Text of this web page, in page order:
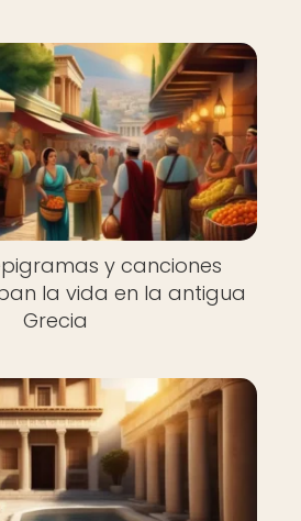
y canciones
la vida en la antigua
Grecia